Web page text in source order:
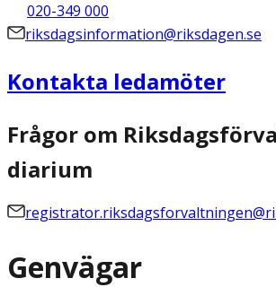
020-349 000
riksdagsinformation@riksdagen.se
Kontakta ledamöter
Frågor om
diarium
Genvägar